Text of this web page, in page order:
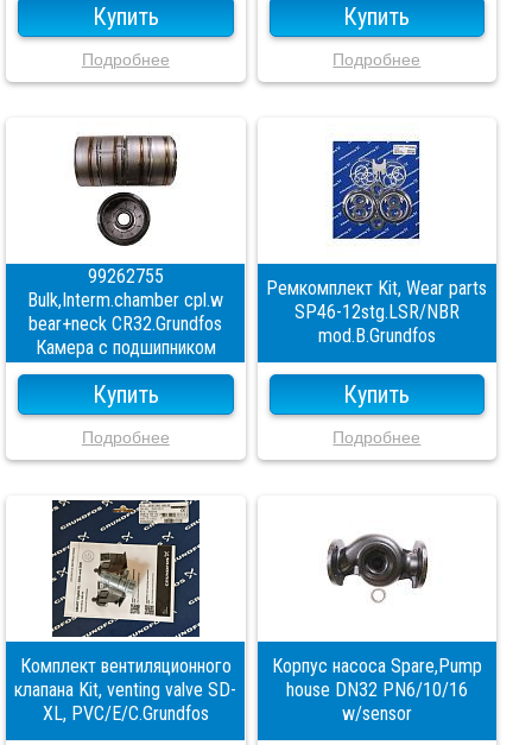
Купить
Подробнее
Купить
Подробнее
99262755
Bulk,Interm.chamber cpl.w
bear+neck CR32.Grundfos
Камера с подшипником
Купить
Подробнее
Ремкомплект Kit, Wear parts
SP46-12stg.LSR/NBR
mod.B.Grundfos
Купить
Подробнее
Комплект вентиляционного
клапана Kit, venting valve SD-
XL, PVC/E/C.Grundfos
Корпус насоса Spare,Pump
house DN32 PN6/10/16
w/sensor